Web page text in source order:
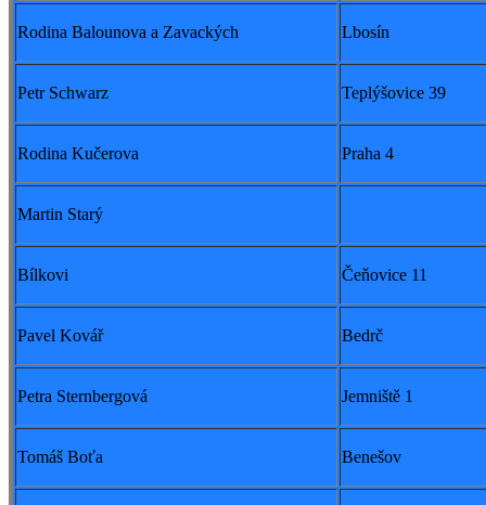
Rodina Balounova a Zavackých Lbosín
Petr Schwarz Teplýšovice 39
Rodina Kučerova Praha 4
Martin Starý
Bílkovi Čeňovice 11
Pavel Kovář Bedrč
Petra Sternbergová Jemniště 1
Tomáš Boťa Benešov